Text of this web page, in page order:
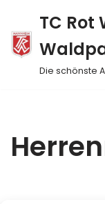
Skip
to
content
TC Rot
Die schönste